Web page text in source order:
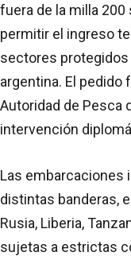
fuera de la milla
permitir el ingreso
sectores
argentina. El pedido
Autoridad de Pesca
intervención
Las embarcaciones
distintas banderas,
Rusia, Liberia,
sujetas a estrictas